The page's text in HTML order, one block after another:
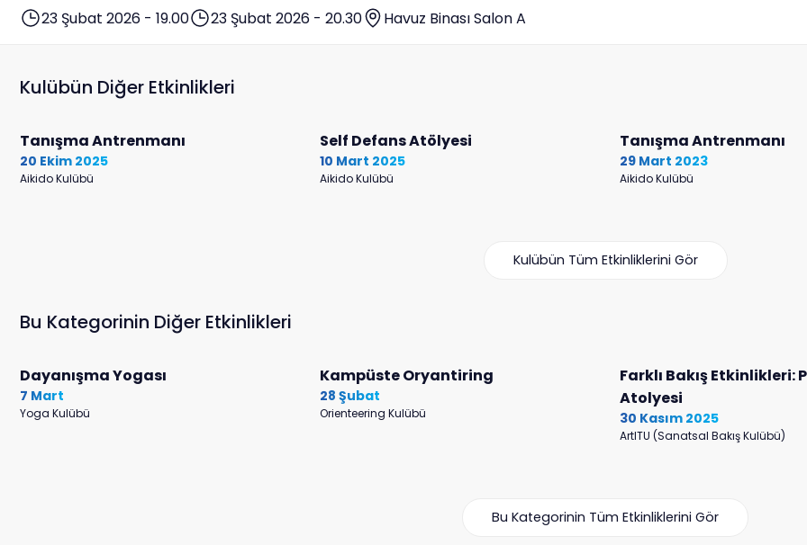
23 Şubat 2026 - 19.00 23 Şubat 2026 - 20.30 Havuz Binası Salon A
Kulübün Diğer Etkinlikleri
Tanışma Antrenmanı
20 Ekim 2025
Aikido Kulübü
Self Defans Atölyesi
10 Mart 2025
Aikido Kulübü
Tanışma Antrenmanı
29 Mart 2023
Aikido Kulübü
Kulübün Tüm Etkinliklerini Gör
Bu Kategorinin Diğer Etkinlikleri
Dayanışma Yogası
7 Mart
Yoga Kulübü
Kampüste Oryantiring
28 Şubat
Orienteering Kulübü
Farklı Bakış Etkinlikleri:
Atolyesi
30 Kasım 2025
ArtITU (Sanatsal Bakış Kulübü)
Bu Kategorinin Tüm Etkinliklerini Gör